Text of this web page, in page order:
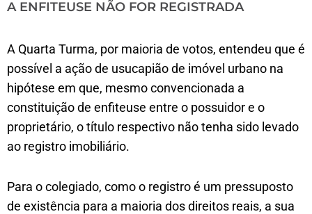
A ENFITEUSE NÃO FOR REGISTRADA
A Quarta Turma, por maioria de votos, entendeu que é
possível a ação de usucapião de imóvel urbano na
hipótese em que, mesmo convencionada a
constituição de enfiteuse entre o possuidor e o
proprietário, o título respectivo não tenha sido levado
ao registro imobiliário.
Para o colegiado, como o registro é um pressuposto
de existência para a maioria dos direitos reais, a sua